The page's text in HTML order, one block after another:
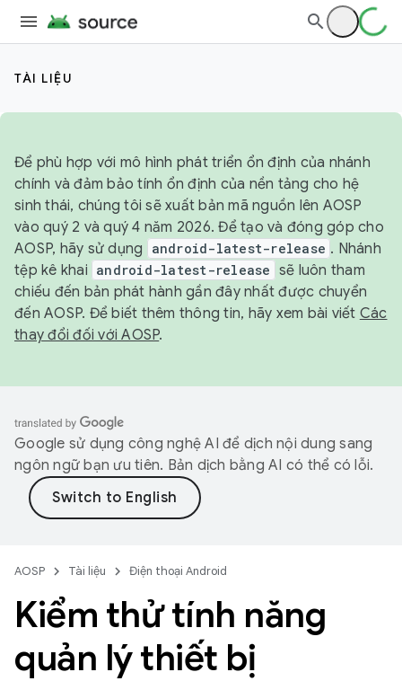
TÀI LIỆU
Để phù hợp với mô hình phát triển ổn định của nhánh
chính và đảm bảo tính ổn định của nền tảng cho hệ
sinh thái, chúng tôi sẽ xuất bản mã nguồn lên AOSP
vào quý 2 và quý 4 năm 2026. Để tạo và đóng góp cho
AOSP, hãy sử dụng
android-latest-release . Nhánh
tệp kê khai android-latest-release sẽ luôn tham
chiếu đến bản phát hành gần đây nhất được chuyển
đến AOSP. Để biết thêm thông tin, hãy xem bài viết Các
thay đổi đối với AOSP.
Google sử dụng công nghệ AI để dịch nội dung sang
ngôn ngữ bạn ưu tiên. Bản dịch bằng AI có thể có lỗi.
AOSP Tài liệu Điện thoại Android
Kiểm thử tính năng
quản lý thiết bị